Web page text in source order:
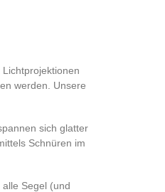
werden. Unsere
sich glatter
Schnüren im
Segel (und